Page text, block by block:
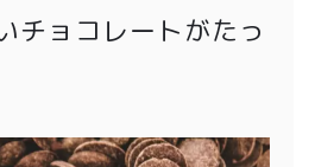
チョコレートがたっ